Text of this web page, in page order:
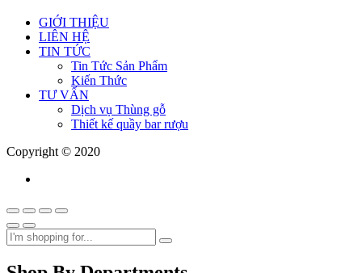
GIỚI THIỆU
LIÊN HỆ
TIN TỨC
Tin Tức Sản Phẩm
Kiến Thức
TƯ VẤN
Dịch vụ Thùng gỗ
Thiết kế quầy bar rượu
Copyright © 2020